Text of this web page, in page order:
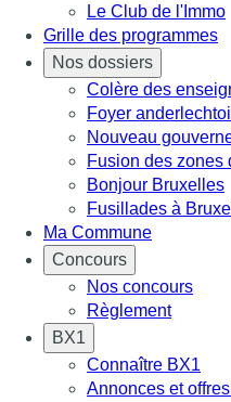
Le Club de l'Immo
Grille des programmes
Nos dossiers
Colère des
Foyer
Nouveau
Fusion des zones
Bonjour Bruxelles
Fusillades à
Ma Commune
Concours
Nos concours
Règlement
BX1
Connaître BX1
Annonces et